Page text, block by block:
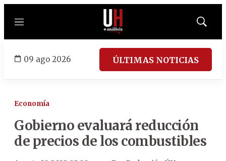
Menú
Mostrar
09 ago 2026 ÚLTIMAS NOTICIAS
Economía
Gobierno evaluará reducción
de precios de los combustibles